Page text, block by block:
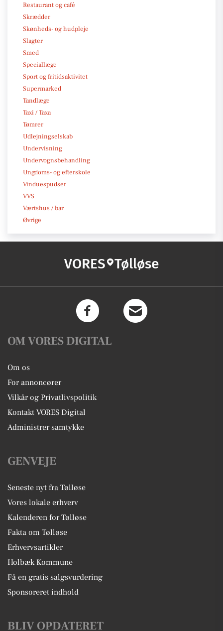
Restaurant og café
Skrædder
Skønheds- og hudpleje
Slagter
Smed
Speciallæge
Sport og fritidsaktivitet
Supermarked
Tandlæge
Taxi / Taxa
Tømrer
Udlejningselskab
Undervisning
Undervognsbehandling
Ungdoms- og efterskole
Vinduespudser
VVS
Værtshus / bar
Øvrige
VORES Tølløse
OM VORES DIGITAL
Om os
For annoncører
Vilkår og Privatlivspolitik
Kontakt VORES Digital
Administrer samtykke
GENVEJE
Seneste nyt fra Tølløse
Vores lokale erhverv
Kalenderen for Tølløse
Fakta om Tølløse
Erhvervsartikler
Holbæk Kommune
Få en gratis salgsvurdering
Sponsoreret indhold
BLIV OPDATERET